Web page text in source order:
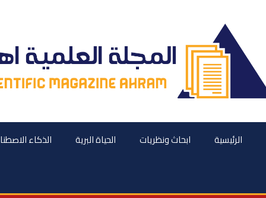
الرئيسية ابحاث ونظريات الحياة البرية الذكاء